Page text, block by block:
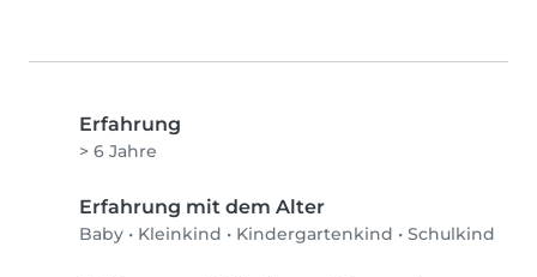
Erfahrung
> 6 Jahre
Erfahrung mit dem Alter
Baby • Kleinkind • Kindergartenkind • Schulkind